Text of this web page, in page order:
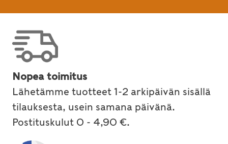
Nopea toimitus
Lähetämme tuotteet 1-2 arkipäivän sisällä
tilauksesta, usein samana päivänä.
Postituskulut 0 - 4,90 €.